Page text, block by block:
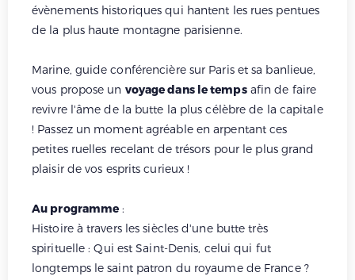
évènements historiques qui hantent les rues pentues
de la plus haute montagne parisienne.
Marine, guide conférencière sur Paris et sa banlieue,
vous propose un voyage dans le tempsafin de faire
revivre l'âme de la butte la plus célèbre de la capitale
! Passez un moment agréable en arpentant ces
petites ruelles recelant de trésors pour le plus grand
plaisir de vos esprits curieux !
Au programme :
Histoire à travers les siècles d'une butte très
spirituelle : Qui est Saint-Denis, celui qui fut
longtemps le saint patron du royaume de France ?